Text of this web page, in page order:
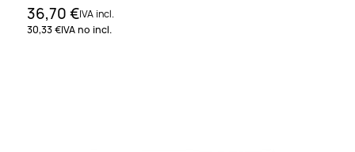
36,70 €IVA incl.
30,33 €IVA no incl.